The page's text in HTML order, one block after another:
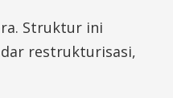
Struktur ini
restrukturisasi,